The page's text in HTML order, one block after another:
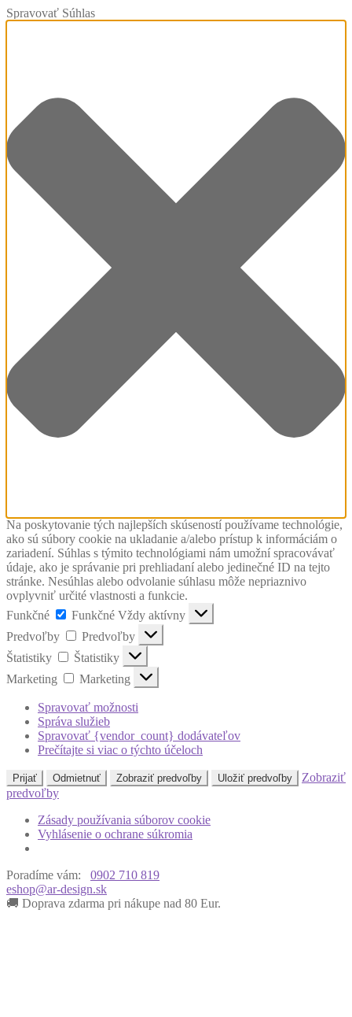
Spravovať Súhlas
Na poskytovanie tých najlepších skúseností používame technológie,
ako sú súbory cookie na ukladanie a/alebo prístup k informáciám o
zariadení. Súhlas s týmito technológiami nám umožní spracovávať
údaje, ako je správanie pri prehliadaní alebo jedinečné ID na tejto
stránke. Nesúhlas alebo odvolanie súhlasu môže nepriaznivo
ovplyvniť určité vlastnosti a funkcie.
Funkčné
Funkčné Vždy aktívny
Predvoľby
Predvoľby
Štatistiky
Štatistiky
Marketing
Marketing
Spravovať možnosti
Správa služieb
Spravovať {vendor_count} dodávateľov
Prečítajte si viac o týchto účeloch
Prijať Odmietnuť Zobraziť predvoľby Uložiť predvoľby
Zobraziť
predvoľby
Zásady používania súborov cookie
Vyhlásenie o ochrane súkromia
Poradíme vám:
0902 710 819
eshop@ar-design.sk
🚚 Doprava zdarma pri nákupe nad 80 Eur.